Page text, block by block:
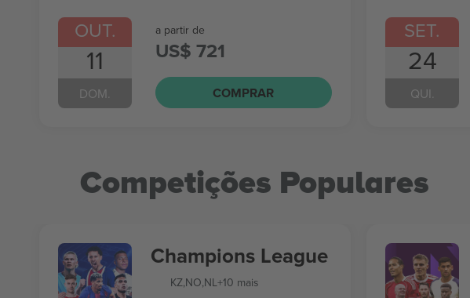
OUT.
11
DOM.
a partir de
US$ 721
COMPRAR
SET.
24
QUI.
Competições Populares
Champions League
KZ,NO,NL+10 mais